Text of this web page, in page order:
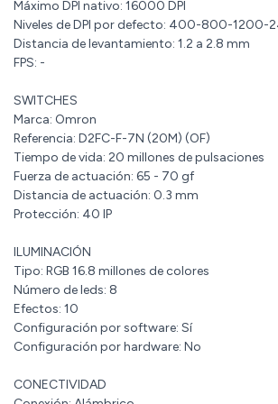
Máximo DPI nativo: 16000 DPI
Niveles de DPI por defecto: 400-800-
Distancia de levantamiento: 1.2 a 2.8 mm
FPS: -
SWITCHES
Marca: Omron
Referencia: D2FC-F-7N (20M) (OF)
Tiempo de vida: 20 millones de pulsaciones
Fuerza de actuación: 65 - 70 gf
Distancia de actuación: 0.3 mm
Protección: 40 IP
ILUMINACIÓN
Tipo: RGB 16.8 millones de colores
Número de leds: 8
Efectos: 10
Configuración por software: Sí
Configuración por hardware: No
CONECTIVIDAD